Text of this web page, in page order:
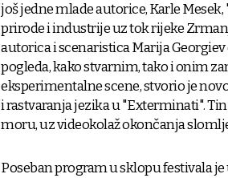
još jedne mlade autorice, Karle
prirode i industrije uz tok rijeke
autorica i scenaristica Marija
pogleda, kako stvarnim, tako i onim
eksperimentalne scene, stvorio je
i rastvaranja jezika u "Exterminati".
moru, uz videokolaž okončanja
Poseban program u sklopu festivala